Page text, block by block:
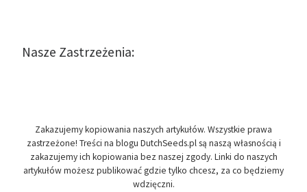
Nasze Zastrzeżenia:
Zakazujemy kopiowania naszych artykułów. Wszystkie prawa
zastrzeżone! Treści na blogu DutchSeeds.pl są naszą własnością i
zakazujemy ich kopiowania bez naszej zgody. Linki do naszych
artykułów możesz publikować gdzie tylko chcesz, za co będziemy
wdzięczni.